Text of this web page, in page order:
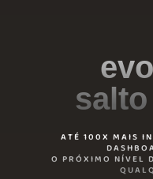
ATÉ 100X MAIS
O PRÓXIMO NÍVEL